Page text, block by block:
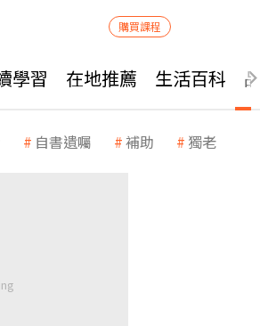
購買課程
學習 在地推薦 生活百科
自書遺囑 補助 獨老